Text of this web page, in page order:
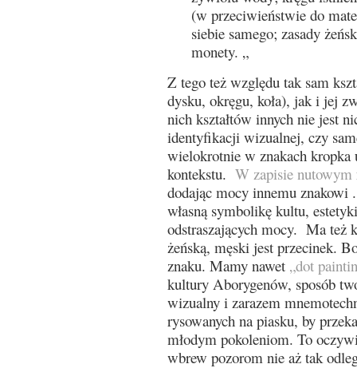
(w przeciwieństwie do
siebie samego; zasady
monety. „
Z tego też względu tak sam
dysku, okręgu, koła), jak i jej
nich kształtów innych nie jest
identyfikacji wizualnej, czy
wielokrotnie w znakach
kontekstu. W zapisie nutowym
dodając mocy innemu
własną symbolikę kultu,
odstraszających mocy. Ma też
żeńską, męski jest przecinek.
znaku. Mamy nawet „dot
kultury Aborygenów, sposób
wizualny i zarazem
rysowanych na piasku, by
młodym pokoleniom. To
wbrew pozorom nie aż tak